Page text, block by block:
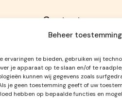
Beheer toestemming
ervaringen te bieden, gebruiken wij
je apparaat op te slaan en/of te
kunnen wij gegevens zoals
je geen toestemming geeft of uw
hebben op bepaalde functies en
Contact
06-17138362
info@beachgiftshop.nl